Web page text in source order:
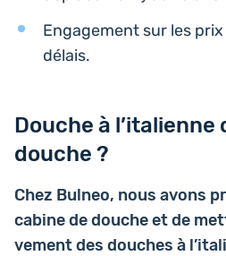
Enga­ge­ment sur les
délais.
Douche à l’italienne
douche ?
Chez Bulneo, nous avons
cabine de douche et de
ve­ment des douches à